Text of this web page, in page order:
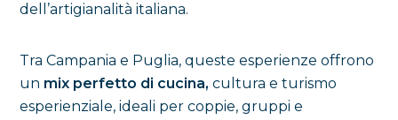
dell’artigianalità italiana.
Tra Campania e Puglia, queste esperienze offrono
un mix perfetto di cucina, cultura e turismo
esperienziale, ideali per coppie, gruppi e